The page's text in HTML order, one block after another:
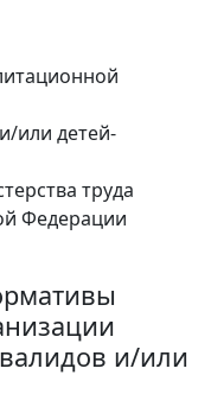
или детей-
труда
Федерации
и/или